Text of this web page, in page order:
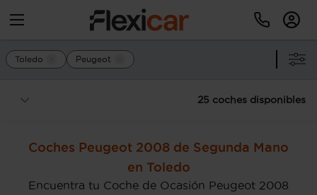
Toledo Peugeot
25 coches disponibles
Coches Peugeot 2008 de Segunda Mano
en Toledo
Encuentra tu Coche de Ocasión Peugeot 2008